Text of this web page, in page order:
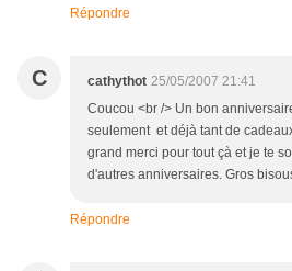
Répondre
C cathythot 25/05/2007 21:41
Coucou <br /> Un bon
seulement et déjà tant de
grand merci pour tout çà et je te
d'autres anniversaires. Gros
Répondre